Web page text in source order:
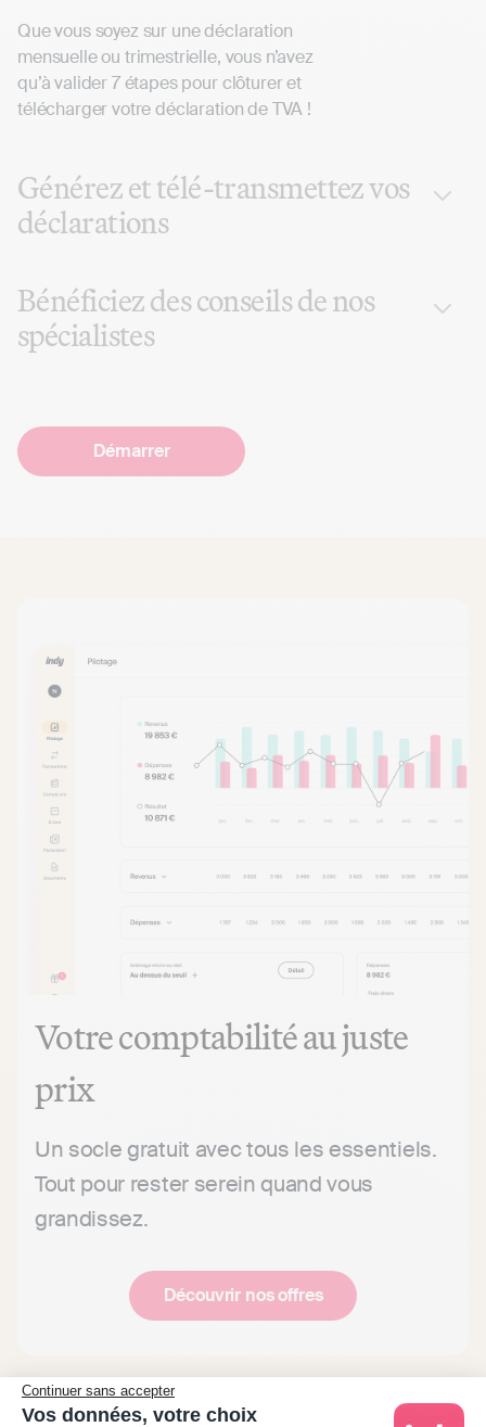
Continuer sans accepter
Vos données, votre choix
Que vous soyez sur une déclaration
mensuelle ou trimestrielle, vous n’avez
qu’à valider 7 étapes pour clôturer et
télécharger votre déclaration de TVA !
Générez et télé-transmettez vos
déclarations
Bénéficiez des conseils de nos
spécialistes
Démarrer
Votre comptabilitéau juste
prix
Un socle gratuit avec tous les essentiels.
Tout pour rester serein quand vous
grandissez.
Découvrir nos offres